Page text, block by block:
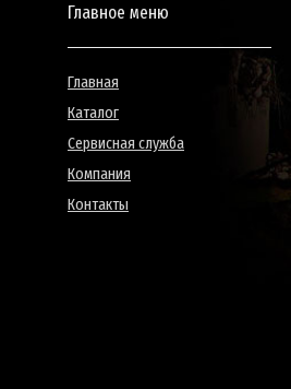
Главное меню
Главная
Каталог
Сервисная служба
Компания
Контакты